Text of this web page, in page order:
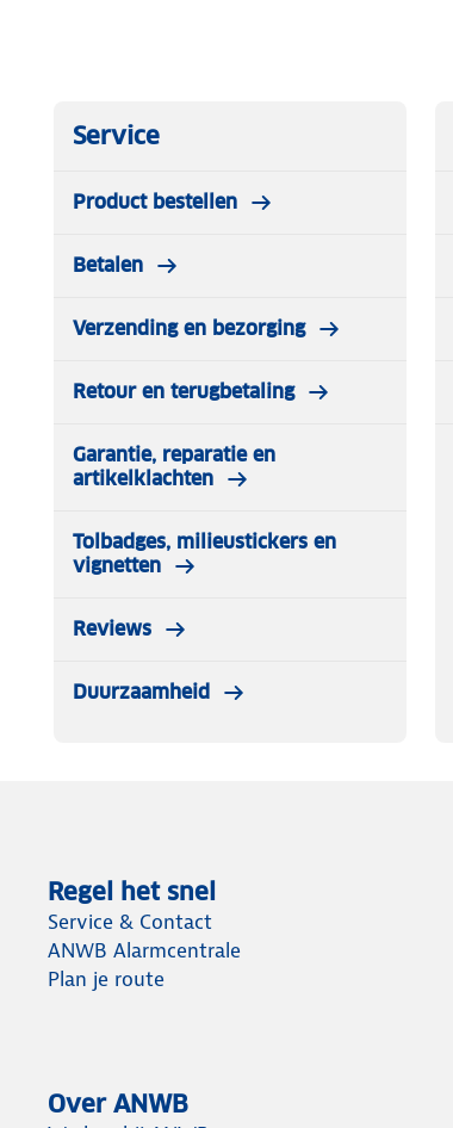
Service
Product bestellen
Betalen
Verzending en bezorging
Retour en terugbetaling
Garantie, reparatie en
artikelklachten
Tolbadges, milieustickers en
vignetten
Reviews
Duurzaamheid
Regel het snel
Service & Contact
ANWB Alarmcentrale
Plan je route
Over ANWB